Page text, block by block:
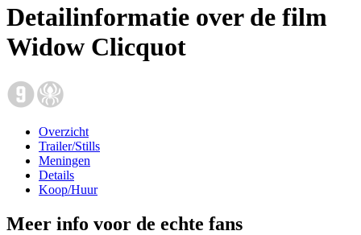
Detailinformatie over de film
Widow Clicquot
Overzicht
Trailer/Stills
Meningen
Details
Koop/Huur
Meer info voor de echte fans